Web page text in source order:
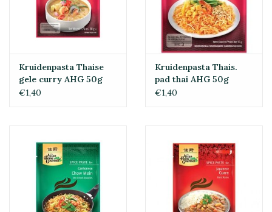
Kruidenpasta Thaise
gele curry AHG 50g
€1,40
Kruidenpasta Thais.
pad thai AHG 50g
€1,40